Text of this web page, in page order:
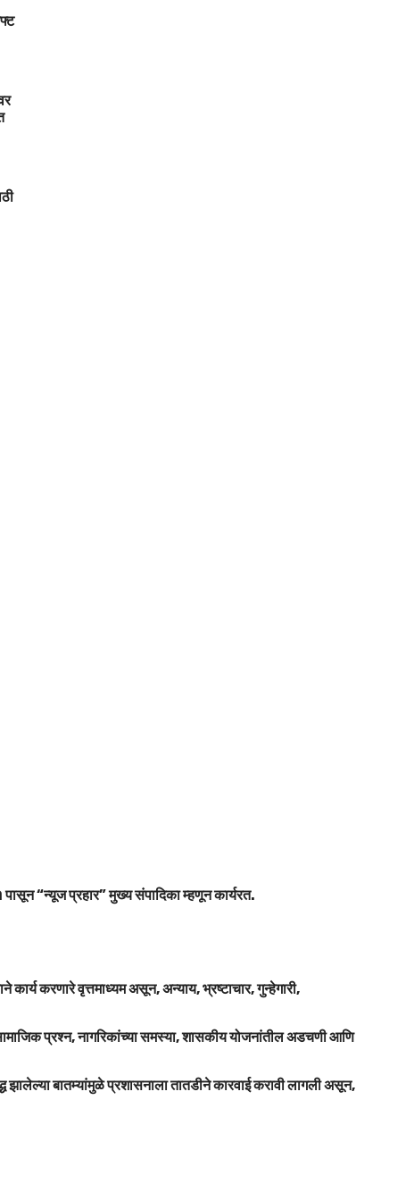
“न्यूज प्रहार” मुख्य संपादिका म्हणून कार्यरत.
करणारे वृत्तमाध्यम असून, अन्याय, भ्रष्टाचार, गुन्हेगारी,
प्रश्न, नागरिकांच्या समस्या, शासकीय योजनांतील अडचणी आणि
बातम्यांमुळे प्रशासनाला तातडीने कारवाई करावी लागली असून,